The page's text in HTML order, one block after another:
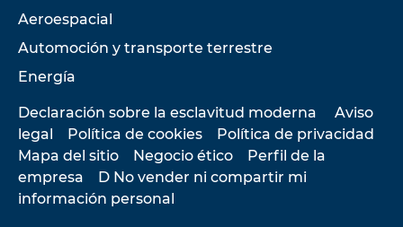
Aeroespacial
Automoción y transporte terrestre
Energía
Declaración sobre la esclavitud moderna
Aviso
legal
Política de cookies
Política de privacidad
Mapa del sitio
Negocio ético
Perfil de la
empresa
D No vender ni compartir mi
información personal